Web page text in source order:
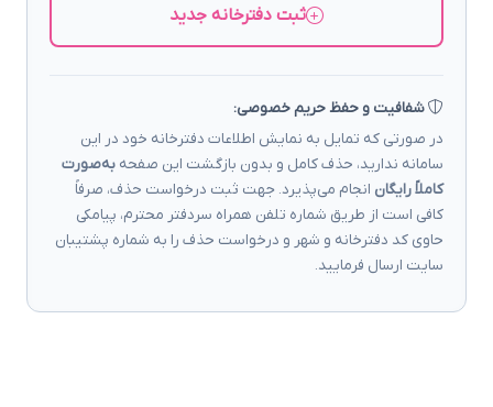
ثبت دفترخانه جدید
شفافیت و حفظ حریم خصوصی:
در صورتی که تمایل به نمایش اطلاعات دفترخانه خود در این
سامانه ندارید، حذف کامل و بدون بازگشت این صفحه به‌صورت
کاملاً رایگان انجام می‌پذیرد. جهت ثبت درخواست حذف، صرفاً
کافی است از طریق شماره تلفن همراه سردفتر محترم، پیامکی
حاوی کد دفترخانه و شهر و درخواست حذف را به شماره پشتیبان
سایت ارسال فرمایید.